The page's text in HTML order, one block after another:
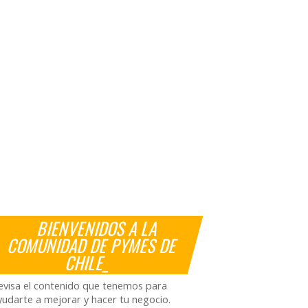
BIENVENIDOS A LA
COMUNIDAD DE PYMES DE
CHILE_
el contenido que tenemos para
a mejorar y hacer tu negocio.